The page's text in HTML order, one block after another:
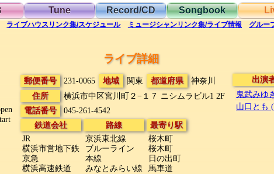
Tune Record/CD Songbook
ライブハウス リンク集/スケジュール ミュージシャンリンク集/ライブ情報 グルー
ライブ詳細
郵便番号 231-0065 地域 関東 都道府県
神奈川
住所
横浜市中区宮川町２−１７ ニシムラビル1 2F
電話番号
045-261-4542
鉄道会社
JR
横浜市営地下鉄
京急
横浜高速鉄道
路線
京浜東北線
ブルーライン
本線
みなとみらい線
最寄り駅
桜木町
桜木町
日の出町
馬車道
出演
鬼武みゆ
山口とも